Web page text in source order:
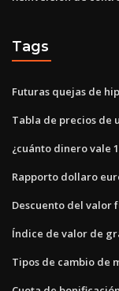
Tags
Futuras quejas de
Tabla de precios de
¿cuánto dinero vale
Rapporto dollaro
Descuento del valor
Índice de valor de
Tipos de cambio de